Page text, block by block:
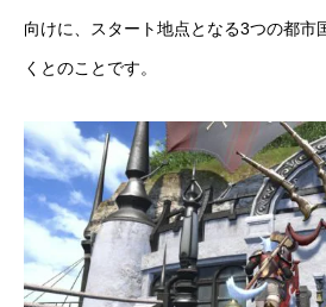
向けに、スタート地点となる3つの都市
くとのことです。